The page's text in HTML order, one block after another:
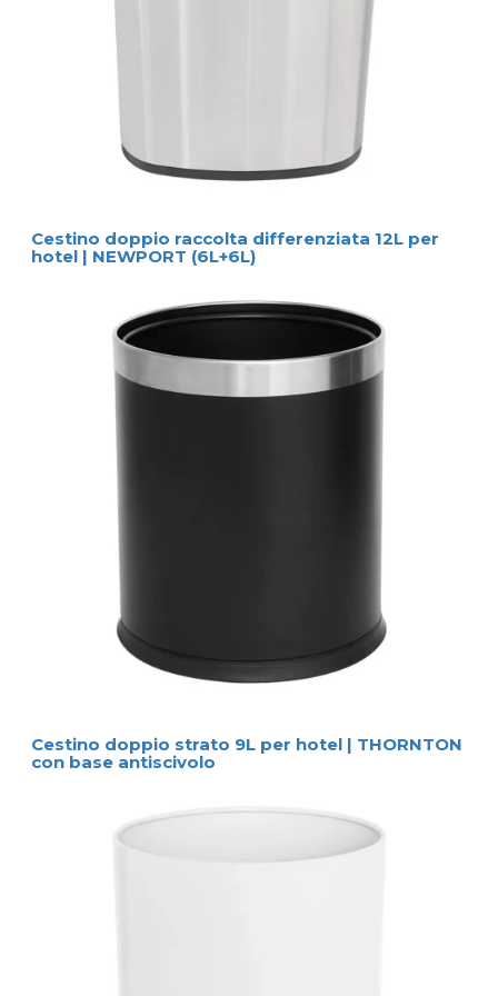
Cestino doppio raccolta differenziata 12L per
hotel | NEWPORT (6L+6L)
Cestino doppio strato 9L per hotel | THORNTON
con base antiscivolo